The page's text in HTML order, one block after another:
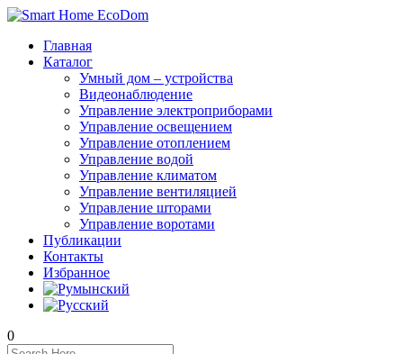
Главная
Каталог
Умный дом – устройства
Видеонаблюдение
Управление электроприборами
Управление освещением
Управление отоплением
Управление водой
Управление климатом
Управление вентиляцией
Управление шторами
Управление воротами
Публикации
Контакты
Избранное
0